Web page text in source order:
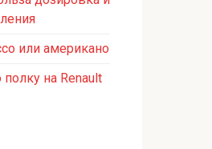
или американо
на Renault